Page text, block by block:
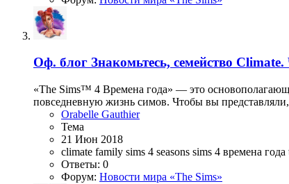
Оф. блог Знакомьтесь, семейство
«The Sims™ 4 Времена года» — это
повседневную жизнь симов. Чтобы вы
Orabelle Gauthier
Тема
21 Июн 2018
climate family sims 4 seasons sims 4 времена года
Ответы: 0
Форум: Новости мира «The Sims»